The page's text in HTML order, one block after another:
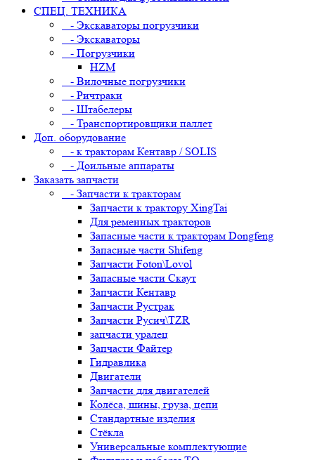
СПЕЦ. ТЕХНИКА
- Экскаваторы погрузчики
- Экскаваторы
- Погрузчики
HZM
- Вилочные погрузчики
- Ричтраки
- Штабелеры
- Транспортировщики паллет
Доп. оборудование
- к тракторам Кентавр / SOLIS
- Доильные аппараты
Заказать запчасти
- Запчасти к тракторам
Запчасти к трактору XingTai
Для ременных тракторов
Запасные части к тракторам Dongfeng
Запасные части Shifeng
Запчасти Foton\Lovol
Запасные части Скаут
Запчасти Кентавр
Запчасти Рустрак
Запчасти Русич\TZR
запчасти уралец
Запчасти Файтер
Гидравлика
Двигатели
Запчасти для двигателей
Колёса, шины, груза, цепи
Стандартные изделия
Стёкла
Универсальные комплектующие